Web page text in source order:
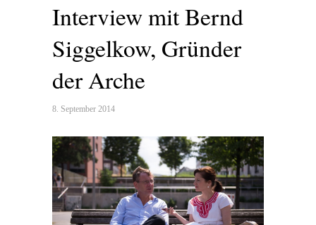
Interview mit Bernd
Siggelkow, Gründer
der Arche
8. September 2014